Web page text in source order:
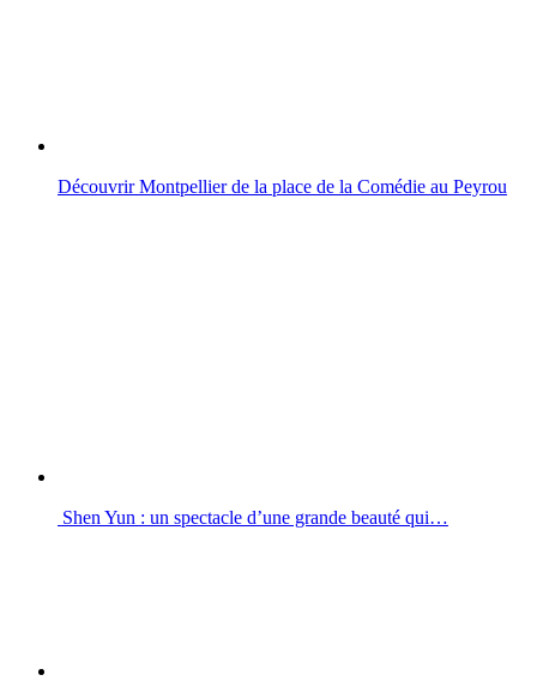
Découvrir Montpellier de la place de la Comédie au Peyrou
Shen Yun : un spectacle d’une grande beauté qui…